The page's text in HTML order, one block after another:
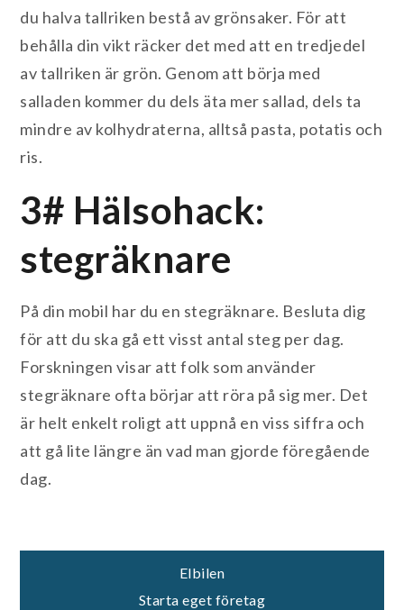
du halva tallriken bestå av grönsaker. För att
behålla din vikt räcker det med att en tredjedel
av tallriken är grön. Genom att börja med
salladen kommer du dels äta mer sallad, dels ta
mindre av kolhydraterna, alltså pasta, potatis och
ris.
3# Hälsohack:
stegräknare
På din mobil har du en stegräknare. Besluta dig
för att du ska gå ett visst antal steg per dag.
Forskningen visar att folk som använder
stegräknare ofta börjar att röra på sig mer. Det
är helt enkelt roligt att uppnå en viss siffra och
att gå lite längre än vad man gjorde föregående
dag.
Inläggsnavigering
Elbilen
Starta eget företag